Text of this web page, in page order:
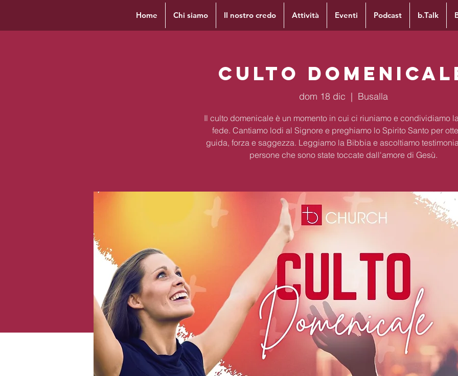
Home Chi siamo Il nostro credo Attività Eventi Podcast b.Talk
Culto
dom 18 dic
  |
Busalla
Il culto domenicale è un momento in cui ci riuniamo e condividiamo
fede. Cantiamo lodi al Signore e preghiamo lo Spirito Santo per
guida, forza e saggezza. Leggiamo la Bibbia e ascoltiamo
persone che sono state toccate dall'amore di Gesù.